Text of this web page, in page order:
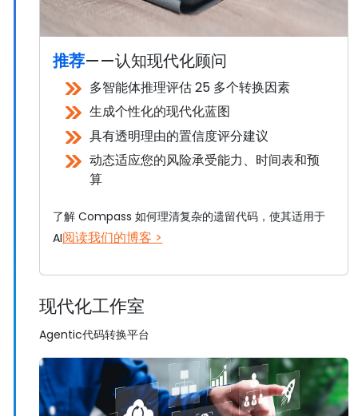
推荐——认知现代化顾问
多智能体推理评估 25 多个转换因素
生成个性化的现代化蓝图
具有透明理由的置信度评分建议
动态适应您的风险承受能力、时间表和预
算
了解 Compass 如何理清复杂的遗留代码，使其适用于
AI阅读我们的博客 >
现代化工作室
Agentic代码转换平台